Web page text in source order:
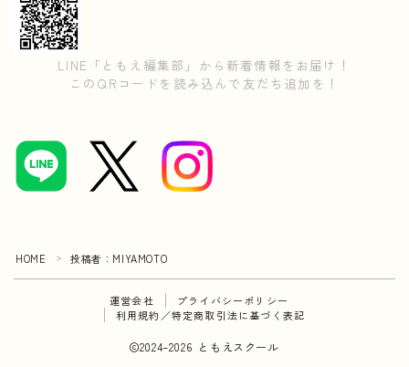
LINE「ともえ編集部」から新着情報をお届け！
このQRコードを読み込んで友だち追加を！
HOME ＞ 投稿者：MIYAMOTO
運営会社
プライバシーポリシー
利用規約／特定商取引法に基づく表記
2024–2026 ともえスクール